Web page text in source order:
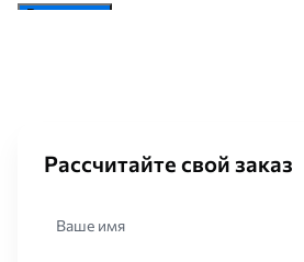
Рассчитайте свой заказ
Ваше имя